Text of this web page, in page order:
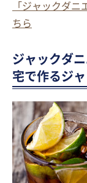
「ジャックダニ
ちら
ジャックダ
宅で作るジ